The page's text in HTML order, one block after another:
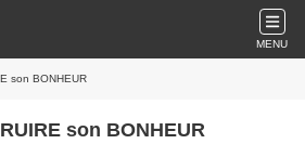
MENU
son BONHEUR
son BONHEUR